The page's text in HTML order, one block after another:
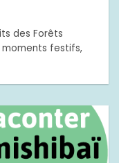
des Forêts
festifs,